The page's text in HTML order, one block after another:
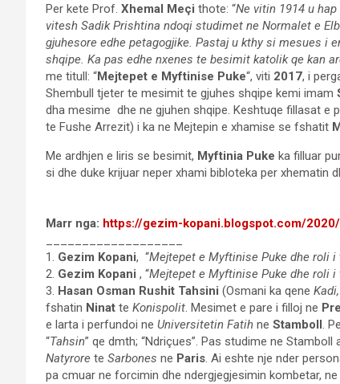
Per kete Prof. Xhemal Meçi thote: “Ne vitin 1914 u
vitesh Sadik Prishtina ndoqi studimet ne Normalet e
gjuhesore edhe petagogjike. Pastaj u kthy si mesues i
shqipe. Ka pas edhe nxenes te besimit katolik qe kan
me titull: “Mejtepet e Myftinise Puke“, viti 2017, i
Shembull tjeter te mesimit te gjuhes shqipe kemi imam
dha mesime dhe ne gjuhen shqipe. Keshtuqe fillasat e
te Fushe Arrezit) i ka ne Mejtepin e xhamise se fshatit
Me ardhjen e liris se besimit, Myftinia Puke ka filluar
si dhe duke krijuar neper xhami bibloteka per xhematin
Marr nga: https://gezim-kopani.blogspot.com/
1. Gezim Kopani, “Mejtepet e Myftinise Puke dhe roli i
2. Gezim Kopani , “Mejtepet e Myftinise Puke dhe roli i
3. Hasan Osman Rushit Tahsini (Osmani ka qene Kadi,
fshatin Ninat te Konispolit. Mesimet e pare i filloj ne
e larta i perfundoi ne Universitetin Fatih ne Stamboll.
“Tahsin” qe dmth; “Ndriçues”. Pas studime ne
Natyrore te Sarbones ne Paris. Ai eshte nje nder
pa cmuar ne forcimin dhe ndergjegjesimin kombetar,